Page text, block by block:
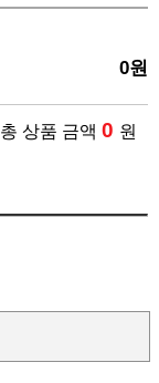
0원
총 상품 금액 0 원